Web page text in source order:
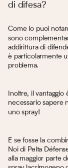
di difesa?
Come lo puoi
sono
addirittura di
è particolarmente
problema.
Inoltre, il
necessario sapere
uno spray!
E se fosse la
Noi di Pelta
alla maggior parte